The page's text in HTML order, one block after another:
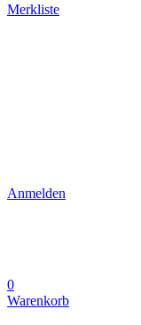
Merkliste
Anmelden
0
Warenkorb